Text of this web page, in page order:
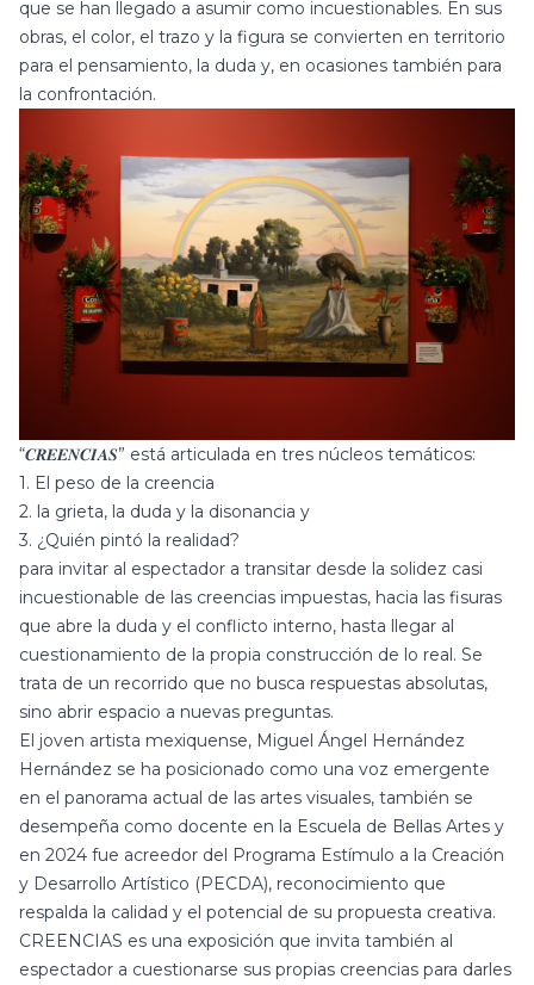
que se han llegado a asumir como incuestionables. En sus
obras, el color, el trazo y la figura se convierten en territorio
para el pensamiento, la duda y, en ocasiones también para
la confrontación.
“𝑪𝑹𝑬𝑬𝑵𝑪𝑰𝑨𝑺” está articulada en tres núcleos temáticos:
1. El peso de la creencia
2. la grieta, la duda y la disonancia y
3. ¿Quién pintó la realidad?
para invitar al espectador a transitar desde la solidez casi
incuestionable de las creencias impuestas, hacia las fisuras
que abre la duda y el conflicto interno, hasta llegar al
cuestionamiento de la propia construcción de lo real. Se
trata de un recorrido que no busca respuestas absolutas,
sino abrir espacio a nuevas preguntas.
El joven artista mexiquense, Miguel Ángel Hernández
Hernández se ha posicionado como una voz emergente
en el panorama actual de las artes visuales, también se
desempeña como docente en la Escuela de Bellas Artes y
en 2024 fue acreedor del Programa Estímulo a la Creación
y Desarrollo Artístico (PECDA), reconocimiento que
respalda la calidad y el potencial de su propuesta creativa.
CREENCIAS es una exposición que invita también al
espectador a cuestionarse sus propias creencias para darles